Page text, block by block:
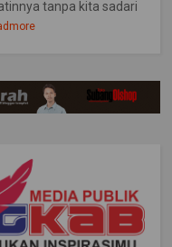
tanpa kita sadari